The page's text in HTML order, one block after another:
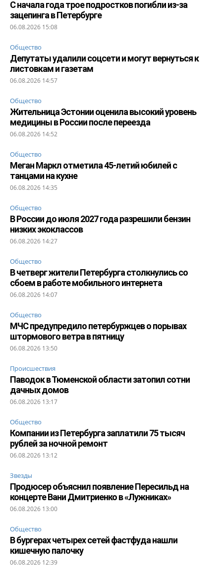
С начала года трое подростков погибли из-за
зацепинга в Петербурге
06.08.2026 15:08
Общество
Депутаты удалили соцсети и могут вернуться к
листовкам и газетам
06.08.2026 14:57
Общество
Жительница Эстонии оценила высокий уровень
медицины в России после переезда
06.08.2026 14:52
Общество
Меган Маркл отметила 45-летий юбилей с
танцами на кухне
06.08.2026 14:35
Общество
В России до июля 2027 года разрешили бензин
низких экоклассов
06.08.2026 14:27
Общество
В четверг жители Петербурга столкнулись со
сбоем в работе мобильного интернета
06.08.2026 14:07
Общество
МЧС предупредило петербуржцев о порывах
штормового ветра в пятницу
06.08.2026 13:50
Происшествия
Паводок в Тюменской области затопил сотни
дачных домов
06.08.2026 13:17
Общество
Компании из Петербурга заплатили 75 тысяч
рублей за ночной ремонт
06.08.2026 13:12
Звезды
Продюсер объяснил появление Пересильд на
концерте Вани Дмитриенко в «Лужниках»
06.08.2026 13:00
Общество
В бургерах четырех сетей фастфуда нашли
кишечную палочку
06.08.2026 12:39